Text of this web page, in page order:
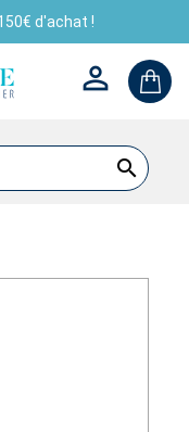
d'achat !

